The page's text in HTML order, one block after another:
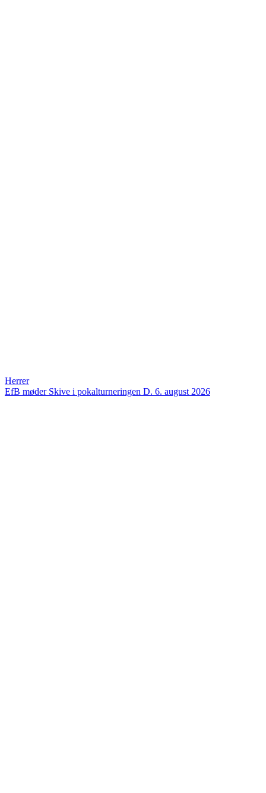
Herrer
EfB møder Skive i pokalturneringen D. 6. august 2026